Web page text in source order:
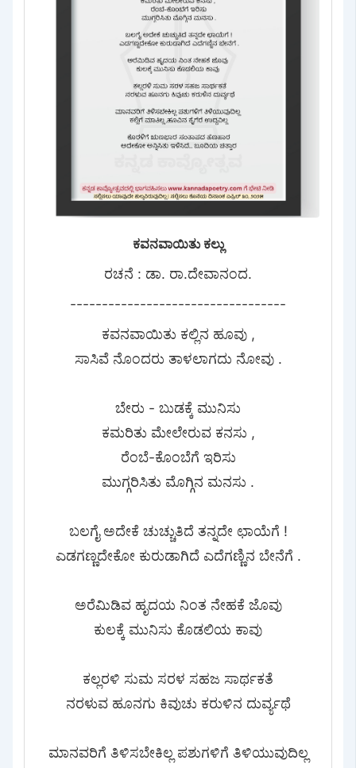
ಕವನವಾಯಿತು ಕಲ್ಲು
ರಚನೆ : ಡಾ. ರಾ.ದೇವಾನಂದ.
----------------------------------
ಕವನವಾಯಿತು ಕಲ್ಲಿನ ಹೂವು ,
ಸಾಸಿವೆ ನೊಂದರು ತಾಳಲಾಗದು ನೋವು .
ಬೇರು - ಬುಡಕ್ಕೆ ಮುನಿಸು
ಕಮರಿತು ಮೇಲೇರುವ ಕನಸು ,
ರೆಂಬೆ-ಕೊಂಬೆಗೆ ಇರಿಸು
ಮುಗ್ಗರಿಸಿತು ಮೊಗ್ಗಿನ ಮನಸು .
ಬಲಗೈ ಅದೇಕೆ ಚುಚ್ಚುತಿದೆ ತನ್ನದೇ ಛಾಯೆಗೆ !
ಎಡಗಣ್ಣದೇಕೋ ಕುರುಡಾಗಿದೆ ಎದೆಗಣ್ಣಿನ ಬೇನೆಗೆ .
ಅರೆಮಿಡಿವ ಹೃದಯ ನಿಂತ ನೇಹಕೆ ಜೊವು
ಕುಲಕ್ಕೆ ಮುನಿಸು ಕೊಡಲಿಯ ಕಾವು
ಕಲ್ಲರಳಿ ಸುಮ ಸರಳ ಸಹಜ ಸಾರ್ಥಕತೆ
ನರಳುವ ಹೂನಗು ಕಿವುಚು ಕರುಳಿನ ದುರ್ವ್ಯಥೆ
ಮಾನವರಿಗೆ ತಿಳಿಸಬೇಕಿಲ್ಲ ಪಶುಗಳಿಗೆ ತಿಳಿಯುವುದಿಲ್ಲ